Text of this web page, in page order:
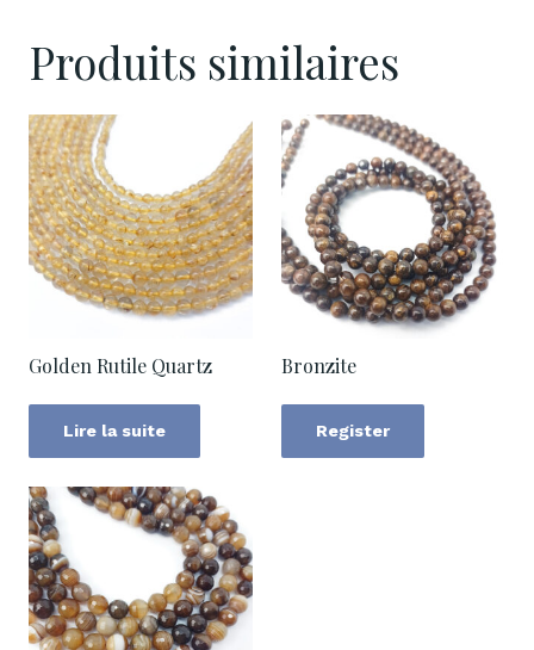
Produits similaires
Golden Rutile Quartz
Lire la suite
Bronzite
Register